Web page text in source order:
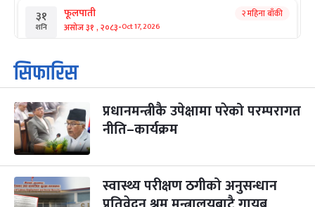
३१
शनि
फूलपाती
असोज ३१ , २०८३-Oct 17, 2026
२ महिना बाँकी
१
आइत
कार्तिक सङ्क्रान्ति
कार्तिक १, २०८३
३
मंगल
महानवमी
कार्तिक ३, २०८३-Oct 20, 2026
२ महिना बाँकी
४
बुध कार्तिक ४, २०८३ Oct 21, 2026
सिफारिस
प्रधानमन्त्रीकै उपेक्षामा परेको परम्परागत
नीति–कार्यक्रम
स्वास्थ्य परीक्षण ठगीको अनुसन्धान